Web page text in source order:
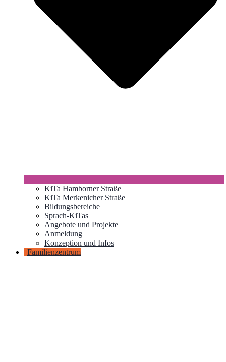
KiTa Hamborner Straße
KiTa Merkenicher Straße
Bildungsbereiche
Sprach-KiTas
Angebote und Projekte
Anmeldung
Konzeption und Infos
Familienzentrum